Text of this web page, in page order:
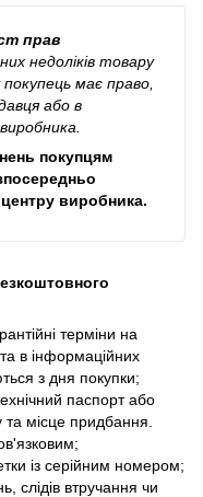
прав
недоліків товару
має право,
або в
покупцям
виробника.
терміни на
в інформаційних
з дня покупки;
паспорт або
місце придбання.
із серійним номером;
слідів втручання чи